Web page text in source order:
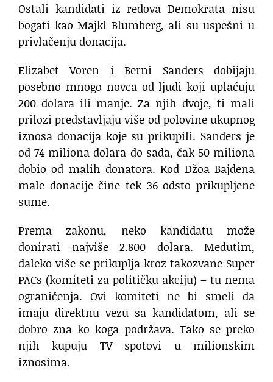
Ostali kandidati iz redova Demokrata nisu
bogati kao Majkl Blumberg, ali su uspešni u
privlačenju donacija.
Elizabet Voren i Berni Sanders dobijaju
posebno mnogo novca od ljudi koji uplaćuju
200 dolara ili manje. Za njih dvoje, ti mali
prilozi predstavljaju više od polovine ukupnog
iznosa donacija koje su prikupili. Sanders je
od 74 miliona dolara do sada, čak 50 miliona
dobio od malih donatora. Kod Džoa Bajdena
male donacije čine tek 36 odsto prikupljene
sume.
Prema zakonu, neko kandidatu može
donirati najviše 2.800 dolara. Međutim,
daleko više se prikuplja kroz takozvane Super
PACs (komiteti za političku akciju) – tu nema
ograničenja. Ovi komiteti ne bi smeli da
imaju direktnu vezu sa kandidatom, ali se
dobro zna ko koga podržava. Tako se preko
njih kupuju TV spotovi u milionskim
iznosima.